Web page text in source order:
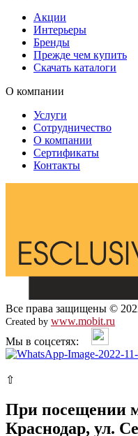
Акции
Интерьеры
Бренды
Прежде чем купить
Скачать каталоги
О компании
Услуги
Сотрудничество
О компании
Сертификаты
Контакты
Все права защищены ©
Created by www.mobit.ru
Мы в соцсетях:
⇧
При посещении
Краснодар, ул.